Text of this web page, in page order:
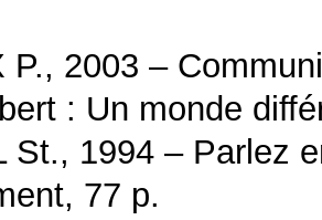
P., 2003 –
: Un monde
St., 1994 – Parlez
77 p.